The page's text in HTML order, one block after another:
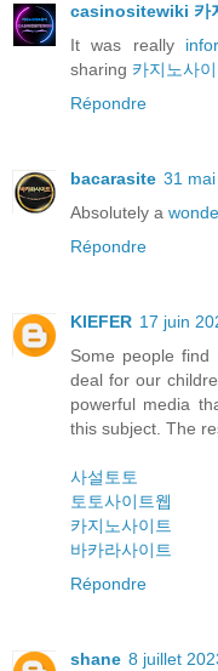
casinositewiki 카
It was really
sharing 카지노사
Répondre
bacarasite 31
Absolutely a
Répondre
KIEFER 17 juin
Some people
deal for our
powerful media
this subject. The
사설토토
토토사이트웹
카지노사이트
바카라사이트
Répondre
shane 8 juillet